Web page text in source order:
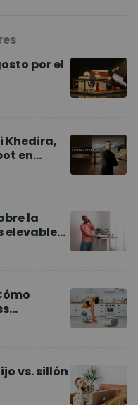
por el
Khedira,
en
la
elevables
vs. sillón